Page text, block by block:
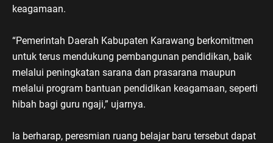
keagamaan.
“Pemerintah Daerah Kabupaten Karawang berkomitmen
untuk terus mendukung pembangunan pendidikan, baik
melalui peningkatan sarana dan prasarana maupun
melalui program bantuan pendidikan keagamaan, seperti
hibah bagi guru ngaji,” ujarnya.
Ia berharap, peresmian ruang belajar baru tersebut dapat